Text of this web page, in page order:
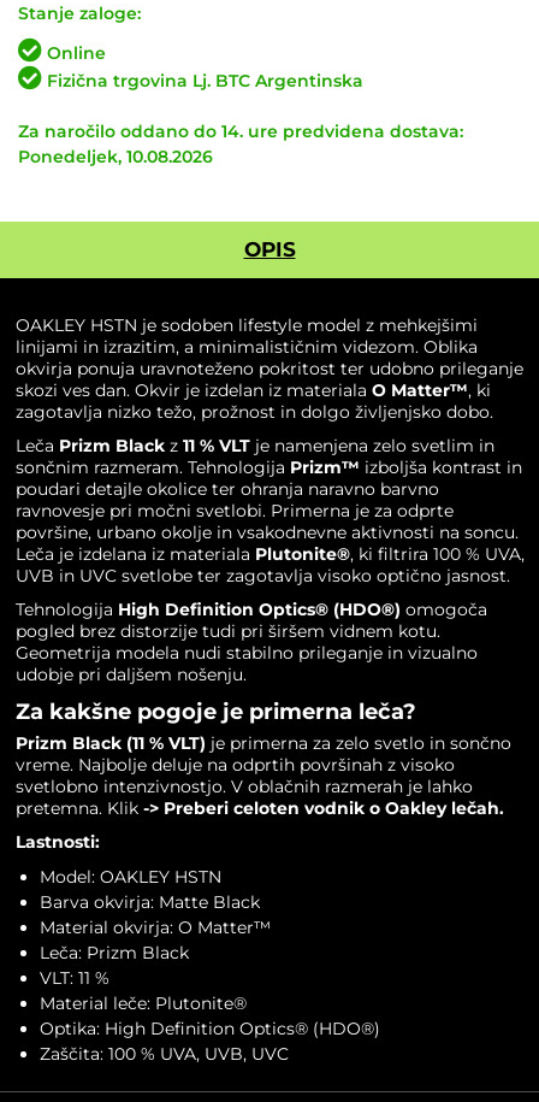
HSTN
Matte
Black
/
Black
količina
Stanje zaloge:
Online
Fizična trgovina Lj. BTC Argentinska
Za naročilo oddano do 14. ure predvidena dostava:
Ponedeljek, 10.08.2026
OPIS
OAKLEY HSTN je sodoben lifestyle model z mehkejšimi
linijami in izrazitim, a minimalističnim videzom. Oblika
okvirja ponuja uravnoteženo pokritost ter udobno prileganje
skozi ves dan. Okvir je izdelan iz materiala O Matter™, ki
zagotavlja nizko težo, prožnost in dolgo življenjsko dobo.
Leča Prizm Blackz 11 % VLTje namenjena zelo svetlim in
sončnim razmeram. Tehnologija Prizm™ izboljša kontrast in
poudari detajle okolice ter ohranja naravno barvno
ravnovesje pri močni svetlobi. Primerna je za odprte
površine, urbano okolje in vsakodnevne aktivnosti na soncu.
Leča je izdelana iz materiala Plutonite®, ki filtrira 100 % UVA,
UVB in UVC svetlobe ter zagotavlja visoko optično jasnost.
Tehnologija High Definition Optics® (HDO®) omogoča
pogled brez distorzije tudi pri širšem vidnem kotu.
Geometrija modela nudi stabilno prileganje in vizualno
udobje pri daljšem nošenju.
Za kakšne pogoje je primerna leča?
Prizm Black (11 % VLT) je primerna za zelo svetlo in sončno
vreme. Najbolje deluje na odprtih površinah z visoko
svetlobno intenzivnostjo. V oblačnih razmerah je lahko
pretemna. Klik -> Preberi celoten vodnik o Oakley lečah.
Lastnosti:
Model: OAKLEY HSTN
Barva okvirja: Matte Black
Material okvirja: O Matter™
Leča: Prizm Black
VLT: 11 %
Material leče: Plutonite®
Optika: High Definition Optics® (HDO®)
Zaščita: 100 % UVA, UVB, UVC